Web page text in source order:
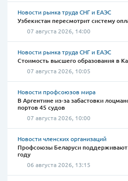
Новости рынка труда СНГ и ЕАЭС
Узбекистан пересмотрит систему
07 августа 2026, 14:00
Новости рынка труда СНГ и ЕАЭС
Стоимость высшего образования в
07 августа 2026, 10:05
Новости профсоюзов мира
В Аргентине из-за забастовки
портов 45 судов
07 августа 2026, 10:00
Новости членских организаций
Профсоюзы Беларуси
году
06 августа 2026, 13:15